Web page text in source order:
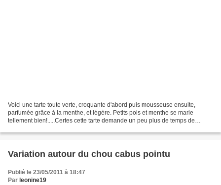
Voici une tarte toute verte, croquante d'abord puis mousseuse ensuite,
parfumée grâce à la menthe, et légère. Petits pois et menthe se marie
tellement bien!.....Certes cette tarte demande un peu plus de temps de
Variation autour du chou cabus pointu
Publié le 23/05/2011 à 18:47
Par leonine19